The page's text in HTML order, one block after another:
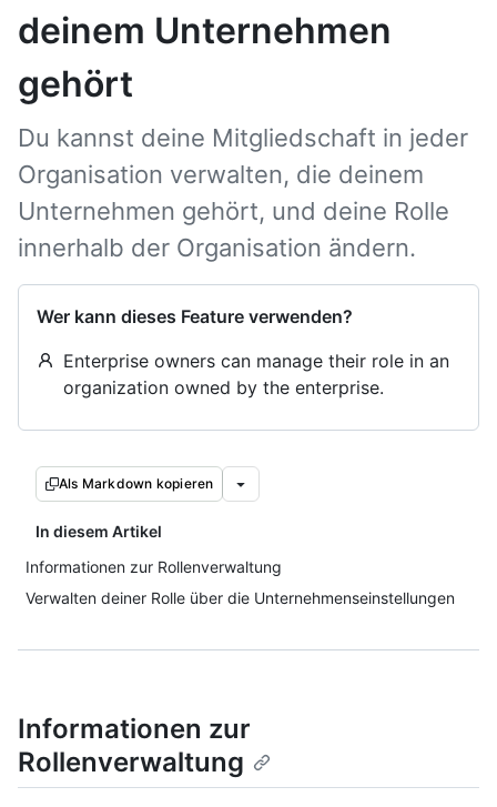
deinem Unternehmen
gehört
Du kannst deine Mitgliedschaft in jeder
Organisation verwalten, die deinem
Unternehmen gehört, und deine Rolle
innerhalb der Organisation ändern.
Wer kann dieses Feature verwenden?
Enterprise owners can manage their role in an
organization owned by the enterprise.
Als Markdown kopieren
In diesem Artikel
Informationen zur Rollenverwaltung
Verwalten deiner Rolle über die Unternehmenseinstellungen
Informationen zur
Rollenverwaltung